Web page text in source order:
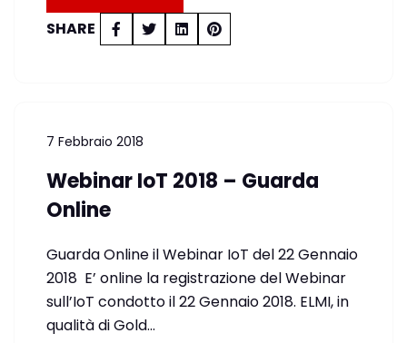
SHARE
7 Febbraio 2018
Webinar IoT 2018 – Guarda
Online
Guarda Online il Webinar IoT del 22 Gennaio
2018 E’ online la registrazione del Webinar
sull’IoT condotto il 22 Gennaio 2018. ELMI, in
qualità di Gold…